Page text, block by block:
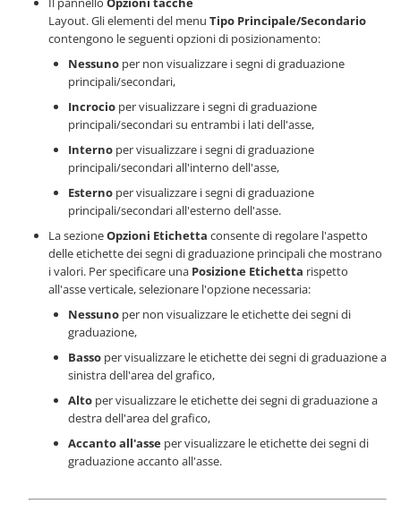
Layout. Gli elementi del menu Tipo Principale/Secondario
contengono le seguenti opzioni di posizionamento:
Nessuno per non visualizzare i segni di graduazione
principali/secondari,
Incrocio per visualizzare i segni di graduazione
principali/secondari su entrambi i lati dell'asse,
Interno per visualizzare i segni di graduazione
principali/secondari all'interno dell'asse,
Esterno per visualizzare i segni di graduazione
principali/secondari all'esterno dell'asse.
La sezioneOpzioni Etichetta consente di regolare l'aspetto
delle etichette dei segni di graduazione principali che mostrano
i valori. Per specificare una Posizione Etichetta rispetto
all'asse verticale, selezionare l'opzione necessaria:
Nessuno per non visualizzare le etichette dei segni di
graduazione,
Basso per visualizzare le etichette dei segni di graduazione a
sinistra dell'area del grafico,
Alto per visualizzare le etichette dei segni di graduazione a
destra dell'area del grafico,
Accanto all'asse per visualizzare le etichette dei segni di
graduazione accanto all'asse.